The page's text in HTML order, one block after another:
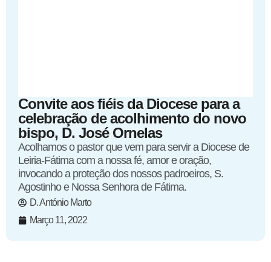
Convite aos fiéis da Diocese para a
celebração de acolhimento do novo
bispo, D. José Ornelas
Acolhamos o pastor que vem para servir a Diocese de
Leiria-Fátima com a nossa fé, amor e oração,
invocando a proteção dos nossos padroeiros, S.
Agostinho e Nossa Senhora de Fátima.
D. António Marto
Março 11, 2022